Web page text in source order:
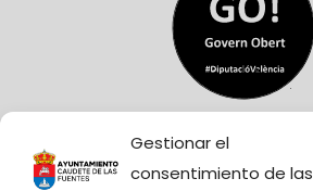
Gestionar el
consentimiento de las